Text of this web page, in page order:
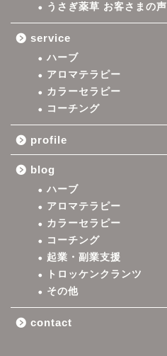
うさぎ薬草 お客さまの声
service
ハーブ
アロマテラピー
カラーセラピー
コーチング
profile
blog
ハーブ
アロマテラピー
カラーセラピー
コーチング
起業・副業支援
トロッケンクランツ
その他
contact